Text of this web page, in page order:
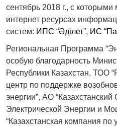
сентябрь 2018 г., с
интернет ресурсах
систем: ИПС “Әділет”, ИС
Региональная Программа
особую благодарность
Республики Казахстан, ТОО
центр по поддержке
энергии”, АО
Электрической Энергии и
“Казахстанская компания по